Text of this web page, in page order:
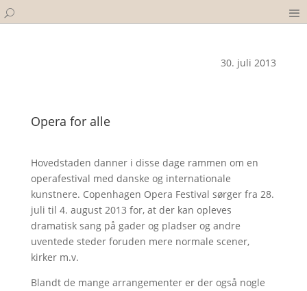
30. juli 2013
Opera for alle
Hovedstaden danner i disse dage rammen om en
operafestival med danske og internationale
kunstnere. Copenhagen Opera Festival sørger fra 28.
juli til 4. august 2013 for, at der kan opleves
dramatisk sang på gader og pladser og andre
uventede steder foruden mere normale scener,
kirker m.v.
Blandt de mange arrangementer er der også nogle